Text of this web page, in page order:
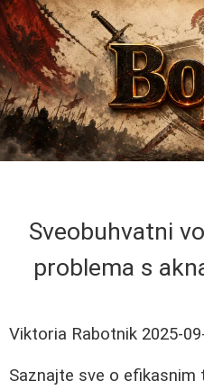
Sveobuhvatni
problema s
Viktoria Rabotnik 2025-
Saznajte sve o efikasnim